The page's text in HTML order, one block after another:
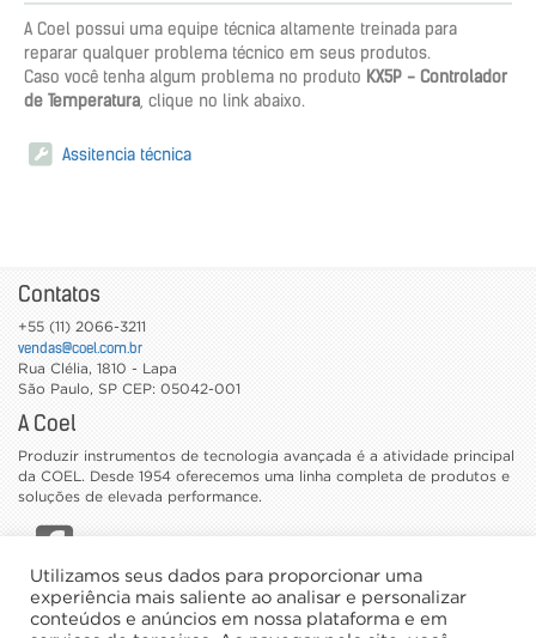
A Coel possui uma equipe técnica altamente treinada para
reparar qualquer problema técnico em seus produtos.
Caso você tenha algum problema no produto KX5P - Controlador
de Temperatura, clique no link abaixo.
Assitencia técnica
Contatos
+55 (11) 2066-3211
vendas@coel.com.br
Rua Clélia, 1810 - Lapa
São Paulo, SP CEP: 05042-001
A Coel
Produzir instrumentos de tecnologia avançada é a atividade principal
da COEL. Desde 1954 oferecemos uma linha completa de produtos e
soluções de elevada performance.
CATÁLOGOS
TRABALHE CONOSCO
Utilizamos seus dados para proporcionar uma
experiência mais saliente ao analisar e personalizar
conteúdos e anúncios em nossa plataforma e em